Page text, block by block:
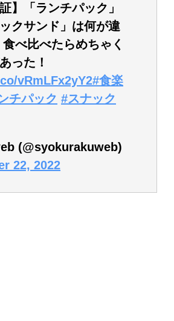
】「ランチパック」
クサンド」は何が違
べ比べたらめちゃく
った！
vRmLFx2yY2#食楽
チパック #スナック
(@syokurakuweb)
22, 2022